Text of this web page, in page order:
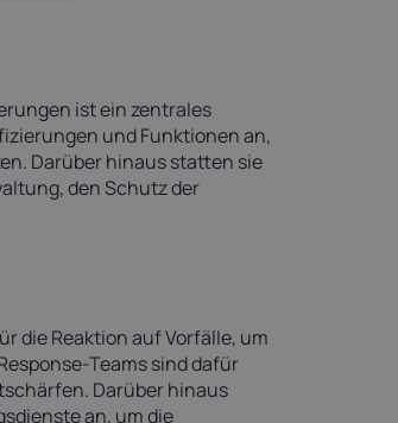
ist ein zentrales
und Funktionen an,
Darüber hinaus statten sie
den Schutz der
die Reaktion auf Vorfälle, um
Teams sind dafür
Darüber hinaus
an, um die